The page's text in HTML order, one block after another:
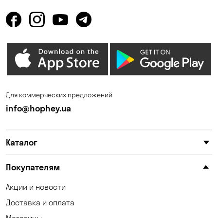
Горишние Плавни
Зазимье Запорожье
Каменные Потоки
Клинцы
Корсунцы
Коцюбинское
Для коммерческих предложений
info@hophey.ua
Каталог
Покупателям
Акции и новости
Доставка и оплата